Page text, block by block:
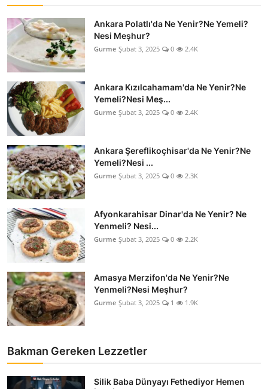
Ankara Polatlı'da Ne Yenir?Ne Yemeli?
Nesi Meşhur?
Gurme Şubat 3, 2025 0 2.4K
Ankara Kızılcahamam'da Ne Yenir?Ne
Yemeli?Nesi Meş...
Gurme Şubat 3, 2025 0 2.4K
Ankara Şereflikoçhisar'da Ne Yenir?Ne
Yemeli?Nesi ...
Gurme Şubat 3, 2025 0 2.3K
Afyonkarahisar Dinar'da Ne Yenir? Ne
Yenmeli? Nesi...
Gurme Şubat 3, 2025 0 2.2K
Amasya Merzifon'da Ne Yenir?Ne
Yenmeli?Nesi Meşhur?
Gurme Şubat 3, 2025 1 1.9K
Bakman Gereken Lezzetler
Silik Baba Dünyayı Fethediyor Hemen